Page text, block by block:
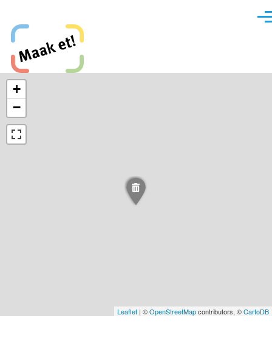
Maak et, Krefeld!
+
−
Leaflet | ©OpenStreetMapcontributors, ©CartoDB